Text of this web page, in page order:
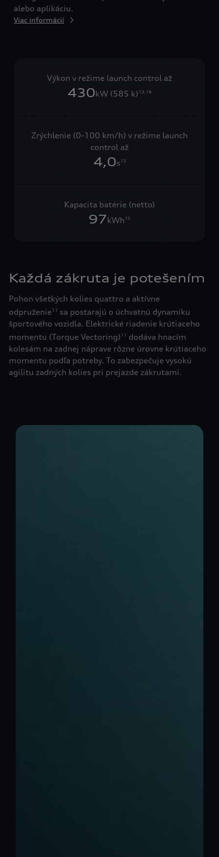
alebo aplikáciu.
Viac informácií
Výkon v režime launch control až
430kW (585 k)13,14
Zrýchlenie (0-100 km/h) v režime launch
control až
4,0s13
Kapacita batérie (netto)
97kWh15
Každá zákruta je potešením
Pohon všetkých kolies quattro a aktívne
odpruženie11
sa postarajú o úchvatnú dynamiku
športového vozidla. Elektrické riadenie krútiaceho
momentu (Torque Vectoring)11
dodáva hnacím
kolesám na zadnej náprave rôzne úrovne krútiaceho
momentu podľa potreby. To zabezpečuje vysokú
agilitu zadných kolies pri prejazde zákrutami.